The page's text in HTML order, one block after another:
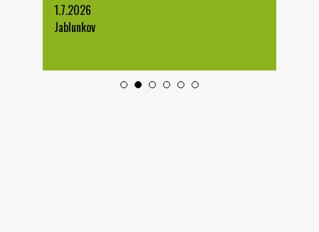
1.7.2026
Jablunkov